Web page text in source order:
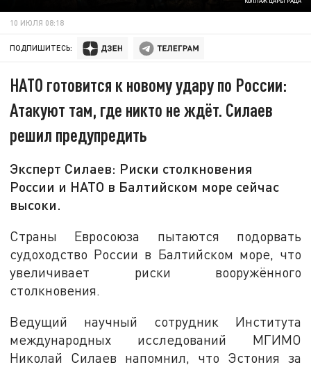
10 ИЮЛЯ 08:18
ПОДПИШИТЕСЬ:
НАТО готовится к новому удару по России:
Атакуют там, где никто не ждёт. Силаев
решил предупредить
Эксперт Силаев: Риски столкновения
России и НАТО в Балтийском море сейчас
высоки.
Страны Евросоюза пытаются подорвать
судоходство России в Балтийском море, что
увеличивает риски вооружённого
столкновения.
Ведущий научный сотрудник Института
международных исследований МГИМО
Николай Силаев напомнил, что Эстония за